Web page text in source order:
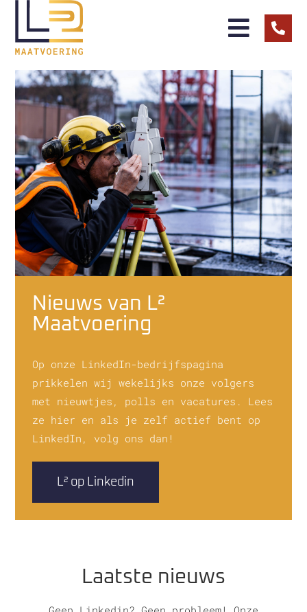
Nieuws van L²
Maatvoering
Op onze LinkedIn-bedrijfspagina
prikkelen wij wekelijks onze volgers
met nieuwtjes, polls en vacatures. Lees
ze hier en als je zelf actief bent op
LinkedIn, volg ons dan!
L² op Linkedin
Laatste nieuws